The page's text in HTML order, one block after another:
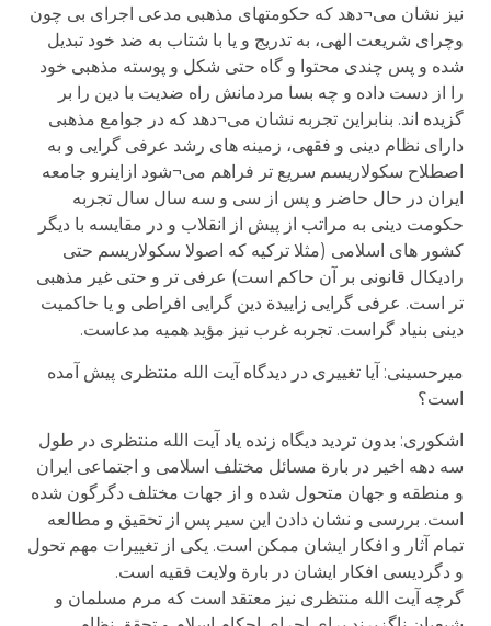
نیز نشان می¬دهد که حکومتهای مذهبی مدعی اجرای بی چون
وچرای شریعت الهی، به تدریج و یا با شتاب به ضد خود تبدیل
شده و پس چندی محتوا و گاه حتی شکل و پوسته مذهبی خود
را از دست داده و چه بسا مردمانش راه ضدیت با دین را بر
گزیده اند. بنابراین تجربه نشان می¬دهد که در جوامع مذهبی
دارای نظام دینی و فقهی، زمینه های رشد عرفی گرایی و به
اصطلاح سکولاریسم سریع تر فراهم می¬شود ازاینرو جامعه
ایران در حال حاضر و پس از سی و سه سال سال تجربه
حکومت دینی به مراتب از پیش از انقلاب و در مقایسه با دیگر
کشور های اسلامی (مثلا ترکیه که اصولا سکولاریسم حتی
رادیکال قانونی بر آن حاکم است) عرفی تر و حتی غیر مذهبی
تر است. عرفی گرایی زاییدة دین گرایی افراطی و یا حاکمیت
دینی بنیاد گراست. تجربه غرب نیز مؤید همیه مدعاست.
میرحسینی: آیا تغییری در دیدگاه آیت الله منتظری پیش آمده
است؟
اشکوری: بدون تردید دیگاه زنده یاد آیت الله منتظری در طول
سه دهه اخیر در بارة مسائل مختلف اسلامی و اجتماعی ایران
و منطقه و جهان متحول شده و از جهات مختلف دگرگون شده
است. بررسی و نشان دادن این سیر پس از تحقیق و مطالعه
تمام آثار و افکار ایشان ممکن است. یکی از تغییرات مهم تحول
و دگردیسی افکار ایشان در بارة ولایت فقیه است.
گرچه آیت الله منتظری نیز معتقد است که مرم مسلمان و